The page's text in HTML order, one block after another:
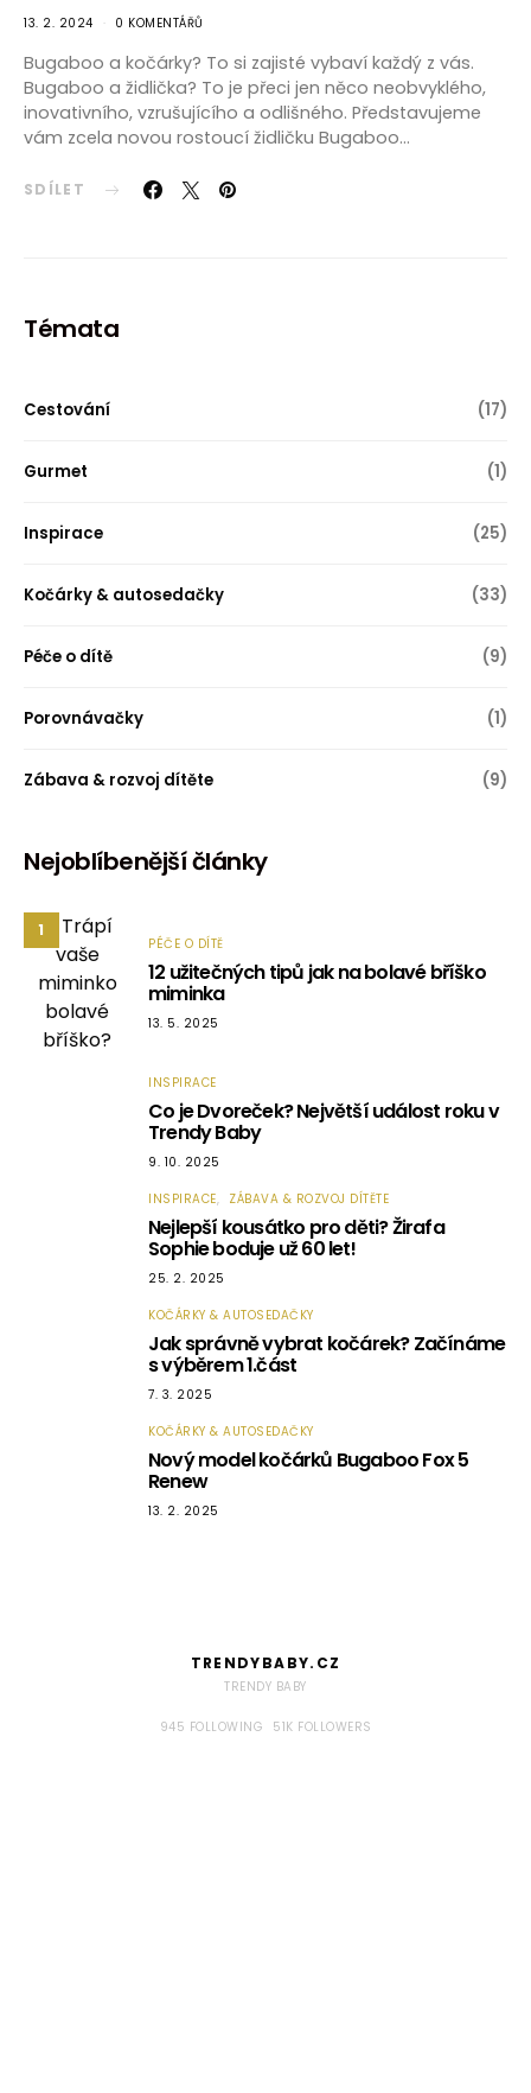
13. 2. 2024 0 KOMENTÁŘŮ
Bugaboo a kočárky? To si zajisté vybaví každý z vás.
Bugaboo a židlička? To je přeci jen něco neobvyklého,
inovativního, vzrušujícího a odlišného. Představujeme
vám zcela novou rostoucí židličku Bugaboo…
SDÍLET
Témata
Cestování (17)
Gurmet (1)
Inspirace (25)
Kočárky & autosedačky (33)
Péče o dítě (9)
Porovnávačky (1)
Zábava & rozvoj dítěte (9)
Nejoblíbenější články
1
PÉČE O DÍTĚ
12 užitečných tipů jak na bolavé bříško
miminka
13. 5. 2025
INSPIRACE
Co je Dvoreček? Největší událost roku v
Trendy Baby
9. 10. 2025
INSPIRACE ZÁBAVA & ROZVOJ DÍTĚTE
Nejlepší kousátko pro děti? Žirafa
Sophie boduje už 60 let!
25. 2. 2025
KOČÁRKY & AUTOSEDAČKY
Jak správně vybrat kočárek? Začínáme
s výběrem 1.část
7. 3. 2025
KOČÁRKY & AUTOSEDAČKY
Nový model kočárků Bugaboo Fox 5
Renew
13. 2. 2025
TRENDYBABY.CZ
TRENDY BABY
945 FOLLOWING 51K FOLLOWERS